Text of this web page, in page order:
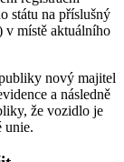
státu na příslušný
v místě aktuálního
nový majitel
a následně
že vozidlo je
unie.